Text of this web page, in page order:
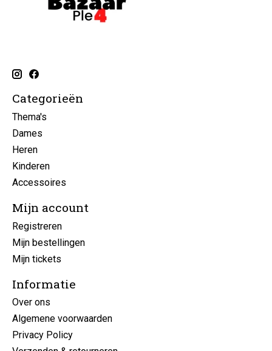
Categorieën
Thema's
Dames
Heren
Kinderen
Accessoires
Mijn account
Registreren
Mijn bestellingen
Mijn tickets
Informatie
Over ons
Algemene voorwaarden
Privacy Policy